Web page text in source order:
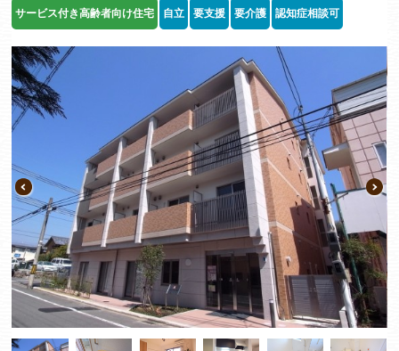
サービス付き高齢者向け住宅 自立 要支援 要介護 認知症相談可